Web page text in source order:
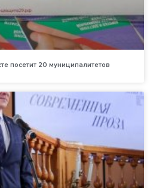
посетит 20 муниципалитетов